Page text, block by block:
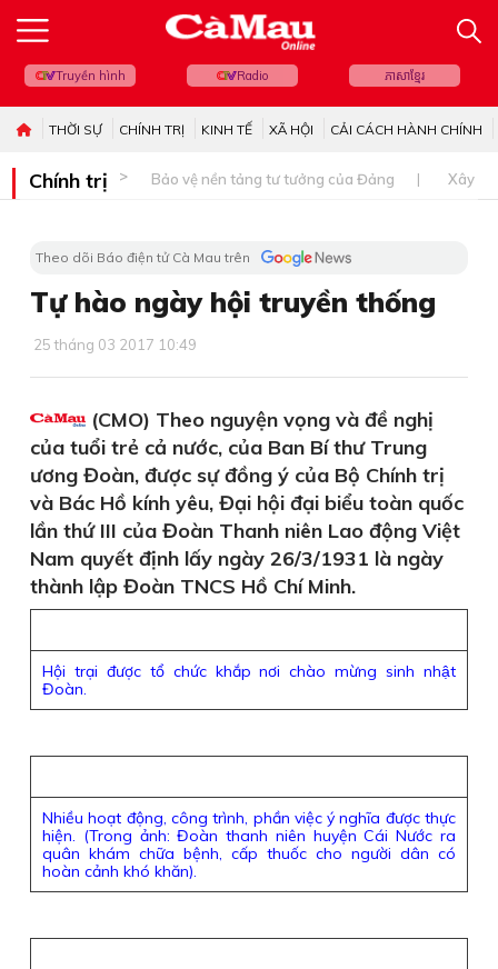
Truyền hình Radio ភាសាខ្មែរ
THỜI SỰ CHÍNH TRỊ KINH TẾ XÃ HỘI CẢI CÁCH HÀNH CHÍNH
Chính trị Bảo vệ nền tảng tư tưởng của Đảng Xây
Theo dõi Báo điện tử Cà Mau trên
Tự hào ngày hội truyền thống
25 tháng 03 2017 10:49
(CMO) Theo nguyện vọng và đề nghị
của tuổi trẻ cả nước, của Ban Bí thư Trung
ương Đoàn, được sự đồng ý của Bộ Chính trị
và Bác Hồ kính yêu, Đại hội đại biểu toàn quốc
lần thứ III của Đoàn Thanh niên Lao động Việt
Nam quyết định lấy ngày 26/3/1931 là ngày
thành lập Đoàn TNCS Hồ Chí Minh.
Hội trại được tổ chức khắp nơi chào mừng sinh nhật
Đoàn.
Nhiều hoạt động, công trình, phần việc ý nghĩa được thực
hiện. (Trong ảnh: Đoàn thanh niên huyện Cái Nước ra
quân khám chữa bệnh, cấp thuốc cho người dân có
hoàn cảnh khó khăn).